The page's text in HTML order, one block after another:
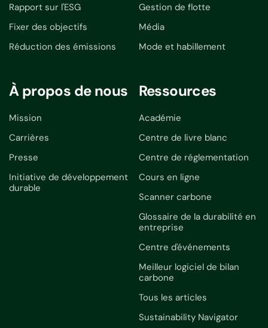
Rapport sur l'ESG
Fixer des objectifs
Réduction des émissions
Gestion de flotte
Média
Mode et habillement
À propos de nous
Mission
Carrières
Presse
Initiative de développement
durable
Ressources
Académie
Centre de livre blanc
Centre de réglementation
Cours en ligne
Scanner carbone
Glossaire de la durabilité en
entreprise
Centre d'événements
Meilleur logiciel de bilan
carbone
Tous les articles
Sustainability Navigator